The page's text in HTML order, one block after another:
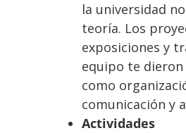
la universidad
teoría. Los
exposiciones y
equipo te
como
comunicación y
Actividades